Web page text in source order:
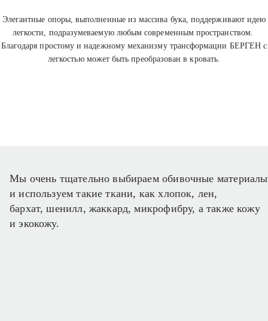
Элегантные опоры, выполненные из массива бука, поддерживают идею
легкости, подразумеваемую любым современным пространством.
Благодаря простому и надежному механизму трансформации БЕРГЕН с
легкостью может быть преобразован в кровать.
Мы очень тщательно выбираем обивочные материалы
и используем такие ткани, как хлопок, лен,
бархат, шенилл, жаккард, микрофибру, а также кожу
и экокожу.